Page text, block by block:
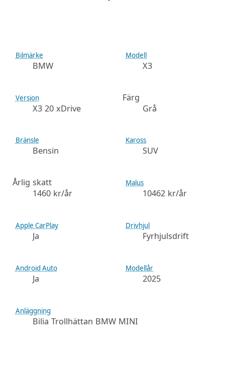
Bilmärke
BMW
Modell
X3
Version
X3 20 xDrive
Färg
Grå
Bränsle
Bensin
Kaross
SUV
Årlig skatt
1460 kr/år
Malus
10462 kr/år
Apple CarPlay
Ja
Drivhjul
Fyrhjulsdrift
Android Auto
Ja
Modellår
2025
Anläggning
Bilia Trollhättan BMW MINI